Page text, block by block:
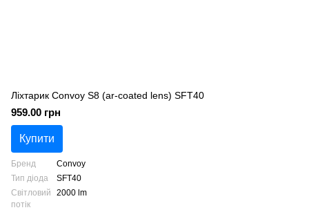
Ліхтарик Convoy S8 (ar-coated lens) SFT40
959.00 грн
Купити
Бренд
Convoy
Тип діода
SFT40
Світловий
потік
2000 lm